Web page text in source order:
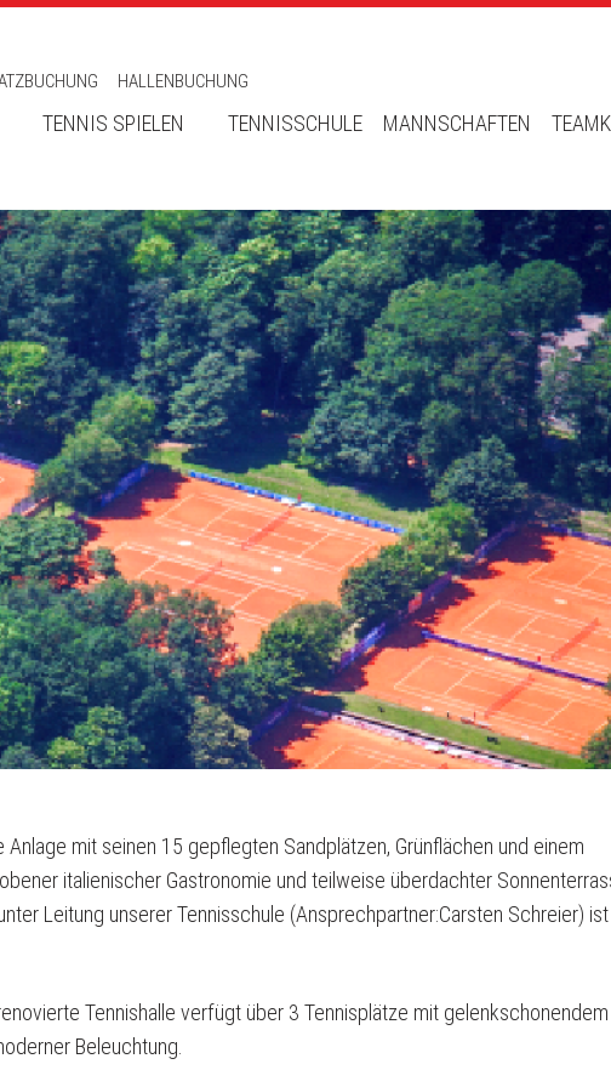
HALLENBUCHUNG
TENNIS SPIELEN TENNISSCHULE MANNSCHAFTEN
mit seinen 15 gepflegten Sandplätzen, Grünflächen und einem
italienischer Gastronomie und teilweise überdachter
Leitung unserer Tennisschule (Ansprechpartner:Carsten Schreier) ist
Tennishalle verfügt über 3 Tennisplätze mit
Beleuchtung.